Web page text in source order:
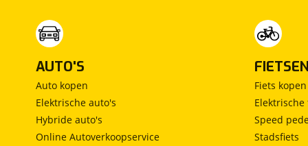
AUTO'S
Auto kopen
Elektrische auto's
Hybride auto's
Online Autoverkoopservice
FIETSEN
Fiets kopen
Elektrische
Speed
Stadsfiets